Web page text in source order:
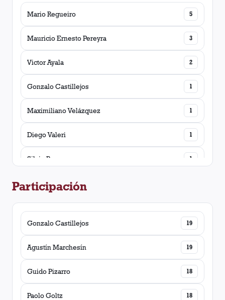
1
1
Mario Regueiro 5
Mauricio Ernesto Pereyra 3
Victor Ayala 2
Gonzalo Castillejos 1
Maximiliano Velázquez 1
Diego Valeri 1
Silvio Romero 1
Participación
Gonzalo Castillejos 19
Agustín Marchesín 19
Guido Pizarro 18
Paolo Goltz 18